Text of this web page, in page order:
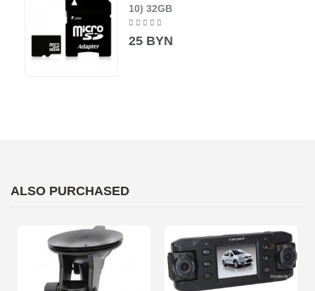
10) 32GB
25 BYN
ALSO PURCHASED